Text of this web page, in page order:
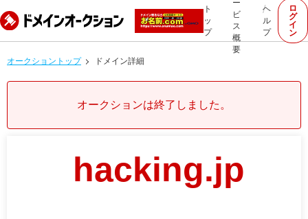
ト
ッ
プ
ー
ビ
ス
概
要
ヘ
ル
プ
ロ
グ
イ
ン
オークショントップ ドメイン詳細
オークションは終了しました。
hacking.jp